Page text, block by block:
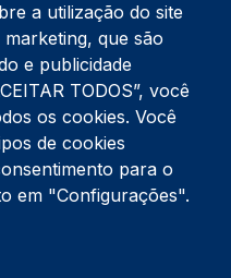
da Nazaré
a utilização do site
que são
e publicidade
TODOS”, você
os cookies. Você
de cookies
para o
em "Configurações".